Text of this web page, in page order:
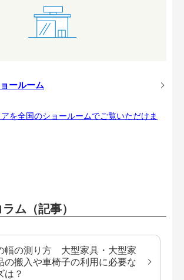
ールーム
を全国のショールームでご覧いただけま
ム（記事）
幅の測り方 大型家具・大型家
の搬入や車椅子の利用に必要な
は？